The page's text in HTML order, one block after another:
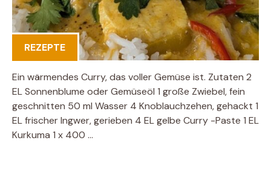
REZEPTE
Ein wärmendes Curry, das voller Gemüse ist. Zutaten 2
EL Sonnenblume oder Gemüseöl 1 große Zwiebel, fein
geschnitten 50 ml Wasser 4 Knoblauchzehen, gehackt 1
EL frischer Ingwer, gerieben 4 EL gelbe Curry -Paste 1 EL
Kurkuma 1 x 400 …